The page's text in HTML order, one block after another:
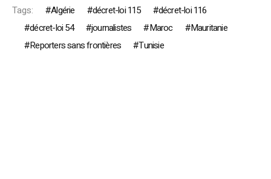
Tags: Algérie décret-loi 115
décret-loi 116
décret-loi 54
journalistes Maroc
Mauritanie
Reporters sans frontières
Tunisie